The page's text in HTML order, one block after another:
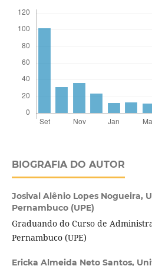
BIOGRAFIA DO AUTOR
Josival Alênio Lopes Nogueira,
Pernambuco (UPE)
Graduando do Curso de
Pernambuco (UPE)
Ericka Almeida Neto Santos,